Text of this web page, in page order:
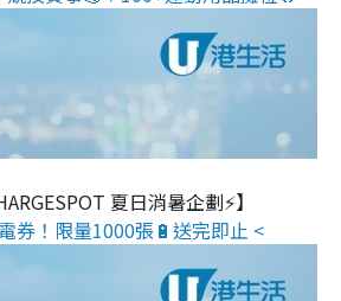
夏日消暑企劃⚡】
券！限量1000張🔋送完即止 <